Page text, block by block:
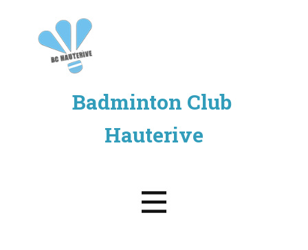
Badminton Club ​
Hauterive
Accueil
Gibloux Cup